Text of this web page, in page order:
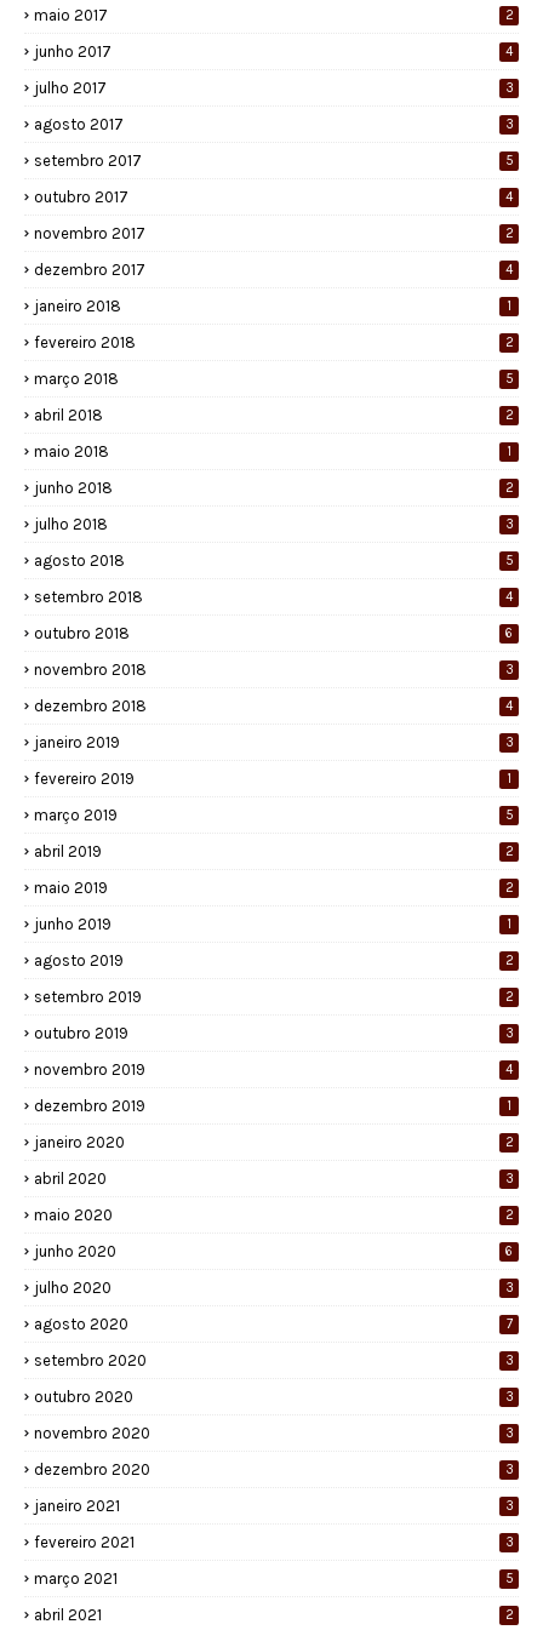
maio 2017 2
junho 2017 4
julho 2017 3
agosto 2017 3
setembro 2017 5
outubro 2017 4
novembro 2017 2
dezembro 2017 4
janeiro 2018 1
fevereiro 2018 2
março 2018 5
abril 2018 2
maio 2018 1
junho 2018 2
julho 2018 3
agosto 2018 5
setembro 2018 4
outubro 2018 6
novembro 2018 3
dezembro 2018 4
janeiro 2019 3
fevereiro 2019 1
março 2019 5
abril 2019 2
maio 2019 2
junho 2019 1
agosto 2019 2
setembro 2019 2
outubro 2019 3
novembro 2019 4
dezembro 2019 1
janeiro 2020 2
abril 2020 3
maio 2020 2
junho 2020 6
julho 2020 3
agosto 2020 7
setembro 2020 3
outubro 2020 3
novembro 2020 3
dezembro 2020 3
janeiro 2021 3
fevereiro 2021 3
março 2021 5
abril 2021 2